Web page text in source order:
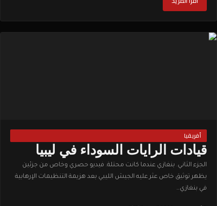
أفريقيا
قيادات الرايات السوداء في ليبيا
الجزء الثاني. بنغازي عندما كانت محتلة. فيديو حصري وخاص من جزئين
يظهر توثيق خاص عثر عليه الجيش الليبي بعد هزيمة التنظيمات الإرهابية
في بنغازي…